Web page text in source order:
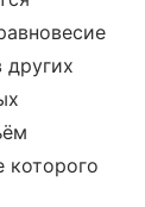
которого